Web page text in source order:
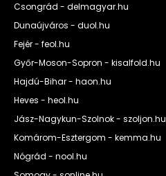
Csongrád - delmagyar.hu
Dunaújváros - duol.hu
Fejér - feol.hu
Győr-Moson-Sopron - kisalfold.hu
Hajdú-Bihar - haon.hu
Heves - heol.hu
Jász-Nagykun-Szolnok - szoljon.hu
Komárom-Esztergom - kemma.hu
Nógrád - nool.hu